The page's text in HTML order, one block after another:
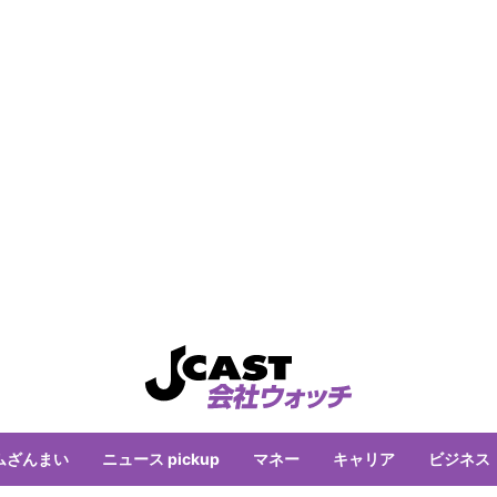
ざんまい ニュース pickup マネー キャリア ビジネス